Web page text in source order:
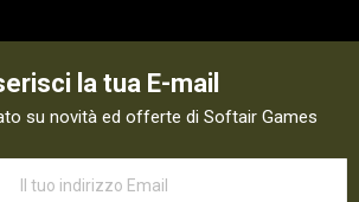
la tua E-mail
su novità ed offerte di Softair Games